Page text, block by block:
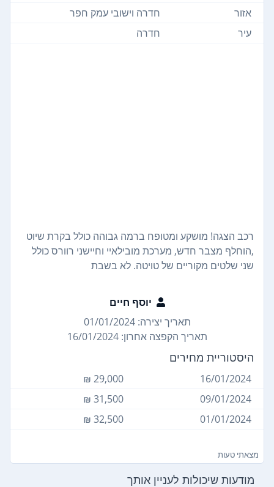
אזור
חדרה וישובי עמק חפר
עיר
חדרה
רכב הצגה! מושקע ומטופח ברמה גבוהה כולל בקרת שיוט
,הוחלף מצבר חדש, מערכת מובילאיי וחיישני רוורס כולל
שני שלטים מקוריים של טויטה. לא בשבת
יוסף חיים
תאריך יצירה: 01/01/2024
תאריך הקפצה אחרון: 16/01/2024
היסטוריית מחירים
16/01/2024
29,000 ₪
09/01/2024
31,500 ₪
01/01/2024
32,500 ₪
מצאתי טעות
מודעות שיכולות לעניין אותך